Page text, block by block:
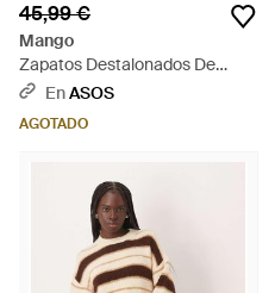
45,99 €
Mango
Zapatos Destalonados De
Tacón De -Rojo - Blanco
EnASOS
AGOTADO